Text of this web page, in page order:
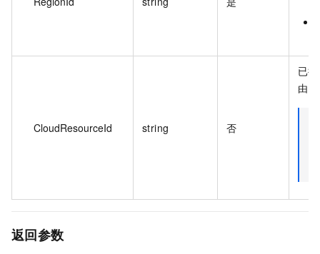
CloudResourceId string 否
已
由
返回参数